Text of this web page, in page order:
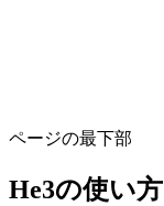
ページの最下部
He3の使い方